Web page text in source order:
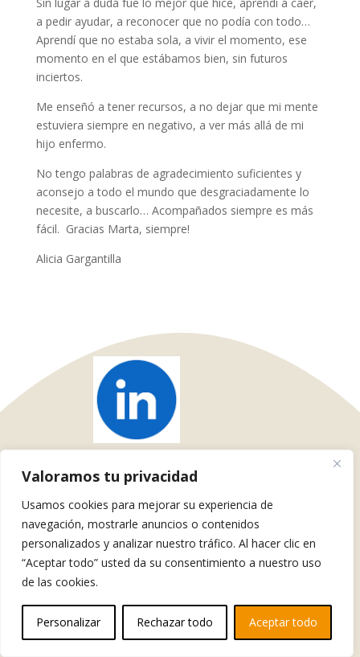
Valoramos tu privacidad
Usamos cookies para mejorar su experiencia de
navegación, mostrarle anuncios o contenidos
personalizados y analizar nuestro tráfico. Al hacer clic en
“Aceptar todo” usted da su consentimiento a nuestro uso
de las cookies.
Personalizar Rechazar todo Aceptar todo
a pedir ayudar, a reconocer que no podía con todo…
Aprendí que no estaba sola, a vivir el momento, ese
momento en el que estábamos bien, sin futuros
inciertos.
Me enseñó a tener recursos, a no dejar que mi mente
estuviera siempre en negativo, a ver más allá de mi
hijo enfermo.
No tengo palabras de agradecimiento suficientes y
aconsejo a todo el mundo que desgraciadamente lo
necesite, a buscarlo… Acompañados siempre es más
fácil. Gracias Marta, siempre!
Alicia Gargantilla
Tlf y Whatsapp +34 615 587 128